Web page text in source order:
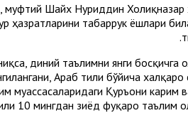
муфтий Шайх Нуриддин
табаррук ёшлари
диний таълимни янги босқичга
Араб тили бўйича
муассасаларидаги Қуръони карим
10 мингдан зиёд фуқаро таълим